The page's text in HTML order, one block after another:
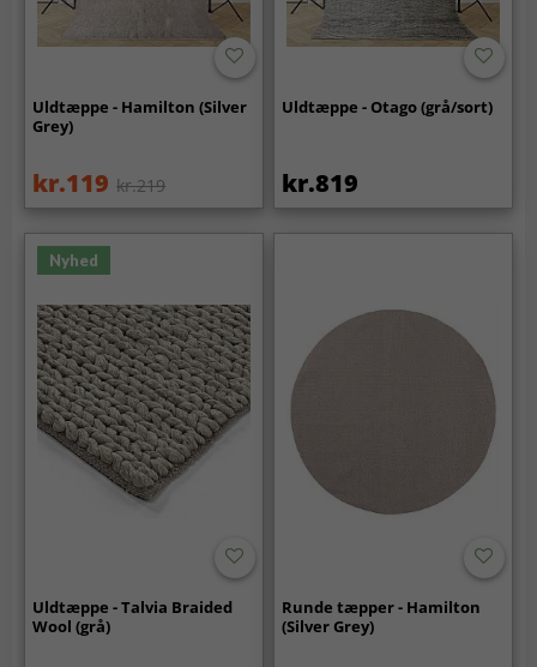
Uldtæppe - Hamilton (Silver
Grey)
kr.119 kr.219
Uldtæppe - Otago (grå/sort)
kr.819
Nyhed
Uldtæppe - Talvia Braided
Wool (grå)
Runde tæpper - Hamilton
(Silver Grey)